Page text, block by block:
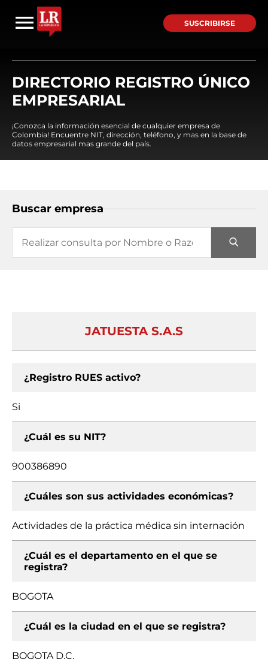
SUSCRIBIRSE
DIRECTORIO REGISTRO ÚNICO
EMPRESARIAL
¡Conozca la información esencial de cualquier empresa de
Colombia! Encuentre NIT, dirección, teléfono, y mas en la base de
datos empresarial mas grande del país.
Buscar empresa
JATUESTA S.A.S
¿Registro RUES activo?
Si
¿Cuál es su NIT?
900386890
¿Cuáles son sus actividades económicas?
Actividades de la práctica médica sin internación
¿Cuál es el departamento en el que se
registra?
BOGOTA
¿Cuál es la ciudad en el que se registra?
BOGOTA D.C.